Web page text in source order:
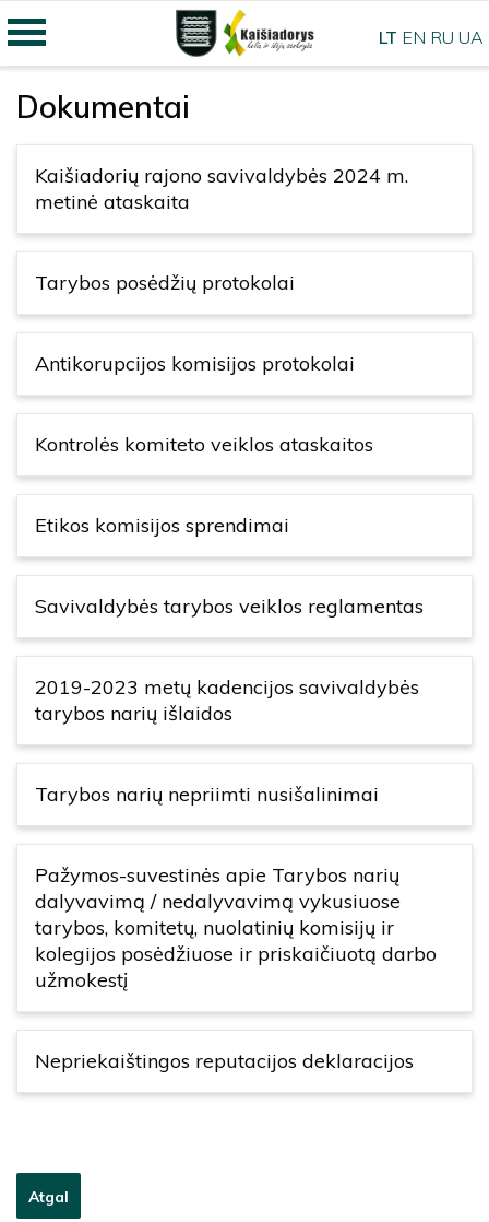
Dokumentai
Kaišiadorių rajono savivaldybės 2024 m.
metinė ataskaita
Tarybos posėdžių protokolai
Antikorupcijos komisijos protokolai
Kontrolės komiteto veiklos ataskaitos
Etikos komisijos sprendimai
Savivaldybės tarybos veiklos reglamentas
2019-2023 metų kadencijos savivaldybės
tarybos narių išlaidos
Tarybos narių nepriimti nusišalinimai
Pažymos-suvestinės apie Tarybos narių
dalyvavimą / nedalyvavimą vykusiuose
tarybos, komitetų, nuolatinių komisijų ir
kolegijos posėdžiuose ir priskaičiuotą darbo
užmokestį
Nepriekaištingos reputacijos deklaracijos
Atgal
LT EN RU UA